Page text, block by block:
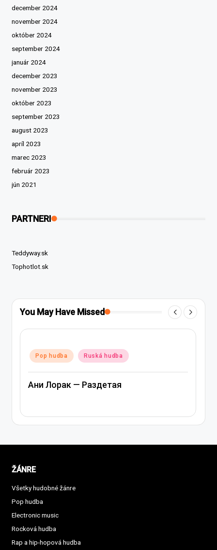
december 2024
november 2024
október 2024
september 2024
január 2024
december 2023
november 2023
október 2023
september 2023
august 2023
apríl 2023
marec 2023
február 2023
jún 2021
PARTNERI
Teddyway.sk
Tophotlot.sk
You May Have Missed
Posted
in
Pop hudba
Ани Лорак — Лабиринт
ŽÁNRE
Všetky hudobné žánre
Pop hudba
Electronic music
Rocková hudba
Rap a hip-hopová hudba